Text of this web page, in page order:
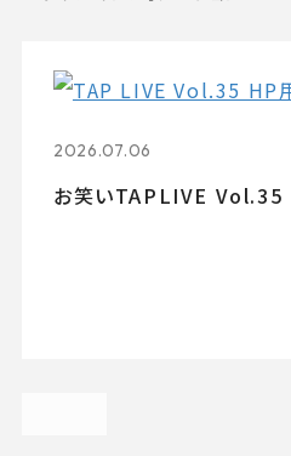
2026.07.06
お笑いTAPLIVE Vol.35